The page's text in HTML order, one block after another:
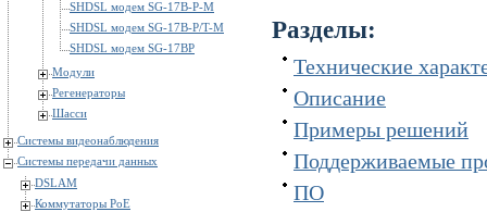
SHDSL модем SG-17B-P-M
SHDSL модем SG-17B-P/T-M
SHDSL модем SG-17BP
Модули
Регенераторы
Шасси
Системы видеонаблюдения
Системы передачи данных
DSLAM
Коммутаторы PoE
Разделы:
Технические
Описание
Примеры решений
Поддерживаемые
ПО